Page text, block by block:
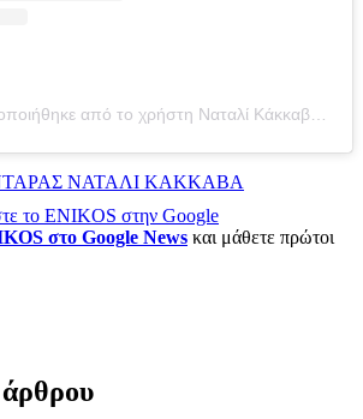
Η δημοσίευση κοινοποιήθηκε από το χρήστη Ναταλί Κάκκαβα (@n.kakkava)
ΝΑΤΑΛΙ ΚΑΚΚΑΒΑ
το ENIKOS στην Google
στο Google News και μάθετε πρώτοι